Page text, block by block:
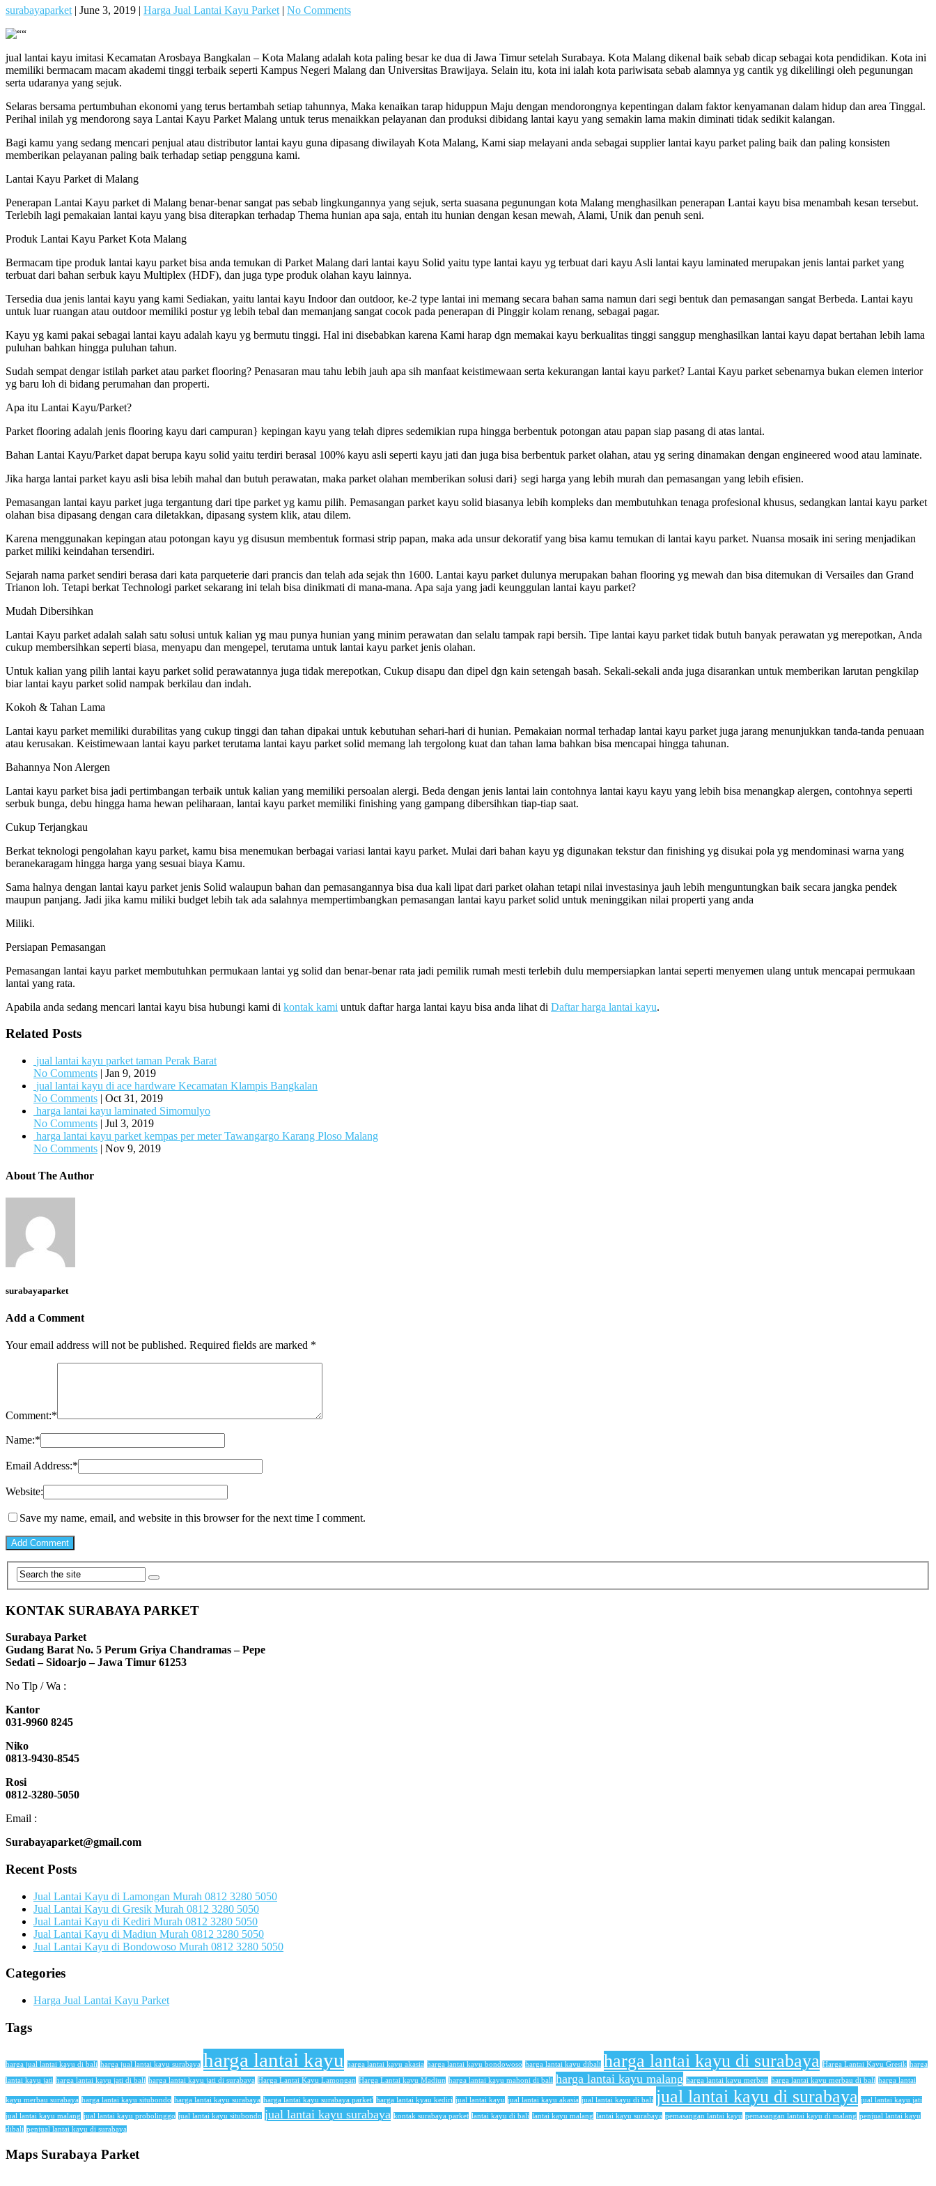
surabayaparket | June 3, 2019 | Harga Jual Lantai Kayu Parket | No Comments
jual lantai kayu imitasi Kecamatan Arosbaya Bangkalan – Kota Malang adalah kota paling besar ke dua di Jawa Timur setelah Surabaya. Kota Malang dikenal baik sebab dicap sebagai kota pendidikan. Kota ini
memiliki bermacam macam akademi tinggi terbaik seperti Kampus Negeri Malang dan Universitas Brawijaya. Selain itu, kota ini ialah kota pariwisata sebab alamnya yg cantik yg dikelilingi oleh pegunungan
serta udaranya yang sejuk.
Selaras bersama pertumbuhan ekonomi yang terus bertambah setiap tahunnya, Maka kenaikan tarap hiduppun Maju dengan mendorongnya kepentingan dalam faktor kenyamanan dalam hidup dan area Tinggal.
Perihal inilah yg mendorong saya Lantai Kayu Parket Malang untuk terus menaikkan pelayanan dan produksi dibidang lantai kayu yang semakin lama makin diminati tidak sedikit kalangan.
Bagi kamu yang sedang mencari penjual atau distributor lantai kayu guna dipasang diwilayah Kota Malang, Kami siap melayani anda sebagai supplier lantai kayu parket paling baik dan paling konsisten
memberikan pelayanan paling baik terhadap setiap pengguna kami.
Lantai Kayu Parket di Malang
Penerapan Lantai Kayu parket di Malang benar-benar sangat pas sebab lingkungannya yang sejuk, serta suasana pegunungan kota Malang menghasilkan penerapan Lantai kayu bisa menambah kesan tersebut.
Terlebih lagi pemakaian lantai kayu yang bisa diterapkan terhadap Thema hunian apa saja, entah itu hunian dengan kesan mewah, Alami, Unik dan penuh seni.
Produk Lantai Kayu Parket Kota Malang
Bermacam tipe produk lantai kayu parket bisa anda temukan di Parket Malang dari lantai kayu Solid yaitu type lantai kayu yg terbuat dari kayu Asli lantai kayu laminated merupakan jenis lantai parket yang
terbuat dari bahan serbuk kayu Multiplex (HDF), dan juga type produk olahan kayu lainnya.
Tersedia dua jenis lantai kayu yang kami Sediakan, yaitu lantai kayu Indoor dan outdoor, ke-2 type lantai ini memang secara bahan sama namun dari segi bentuk dan pemasangan sangat Berbeda. Lantai kayu
untuk luar ruangan atau outdoor memiliki postur yg lebih tebal dan memanjang sangat cocok pada penerapan di Pinggir kolam renang, sebagai pagar.
Kayu yg kami pakai sebagai lantai kayu adalah kayu yg bermutu tinggi. Hal ini disebabkan karena Kami harap dgn memakai kayu berkualitas tinggi sanggup menghasilkan lantai kayu dapat bertahan lebih lama
puluhan bahkan hingga puluhan tahun.
Sudah sempat dengar istilah parket atau parket flooring? Penasaran mau tahu lebih jauh apa sih manfaat keistimewaan serta kekurangan lantai kayu parket? Lantai Kayu parket sebenarnya bukan elemen interior
yg baru loh di bidang perumahan dan properti.
Apa itu Lantai Kayu/Parket?
Parket flooring adalah jenis flooring kayu dari campuran} kepingan kayu yang telah dipres sedemikian rupa hingga berbentuk potongan atau papan siap pasang di atas lantai.
Bahan Lantai Kayu/Parket dapat berupa kayu solid yaitu terdiri berasal 100% kayu asli seperti kayu jati dan juga bisa berbentuk parket olahan, atau yg sering dinamakan dengan engineered wood atau laminate.
Jika harga lantai parket kayu asli bisa lebih mahal dan butuh perawatan, maka parket olahan memberikan solusi dari} segi harga yang lebih murah dan pemasangan yang lebih efisien.
Pemasangan lantai kayu parket juga tergantung dari tipe parket yg kamu pilih. Pemasangan parket kayu solid biasanya lebih kompleks dan membutuhkan tenaga profesional khusus, sedangkan lantai kayu parket
olahan bisa dipasang dengan cara diletakkan, dipasang system klik, atau dilem.
Karena menggunakan kepingan atau potongan kayu yg disusun membentuk formasi strip papan, maka ada unsur dekoratif yang bisa kamu temukan di lantai kayu parket. Nuansa mosaik ini sering menjadikan
parket miliki keindahan tersendiri.
Sejarah nama parket sendiri berasa dari kata parqueterie dari prancis dan telah ada sejak thn 1600. Lantai kayu parket dulunya merupakan bahan flooring yg mewah dan bisa ditemukan di Versailes dan Grand
Trianon loh. Tetapi berkat Technologi parket sekarang ini telah bisa dinikmati di mana-mana. Apa saja yang jadi keunggulan lantai kayu parket?
Mudah Dibersihkan
Lantai Kayu parket adalah salah satu solusi untuk kalian yg mau punya hunian yang minim perawatan dan selalu tampak rapi bersih. Tipe lantai kayu parket tidak butuh banyak perawatan yg merepotkan, Anda
cukup membersihkan seperti biasa, menyapu dan mengepel, terutama untuk lantai kayu parket jenis olahan.
Untuk kalian yang pilih lantai kayu parket solid perawatannya juga tidak merepotkan, Cukup disapu dan dipel dgn kain setengah basah. Sekali-sekali anda juga disarankan untuk memberikan larutan pengkilap
biar lantai kayu parket solid nampak berkilau dan indah.
Kokoh & Tahan Lama
Lantai kayu parket memiliki durabilitas yang cukup tinggi dan tahan dipakai untuk kebutuhan sehari-hari di hunian. Pemakaian normal terhadap lantai kayu parket juga jarang menunjukkan tanda-tanda penuaan
atau kerusakan. Keistimewaan lantai kayu parket terutama lantai kayu parket solid memang lah tergolong kuat dan tahan lama bahkan bisa mencapai hingga tahunan.
Bahannya Non Alergen
Lantai kayu parket bisa jadi pertimbangan terbaik untuk kalian yang memiliki persoalan alergi. Beda dengan jenis lantai lain contohnya lantai kayu kayu yang lebih bisa menangkap alergen, contohnya seperti
serbuk bunga, debu hingga hama hewan peliharaan, lantai kayu parket memiliki finishing yang gampang dibersihkan tiap-tiap saat.
Cukup Terjangkau
Berkat teknologi pengolahan kayu parket, kamu bisa menemukan berbagai variasi lantai kayu parket. Mulai dari bahan kayu yg digunakan tekstur dan finishing yg disukai pola yg mendominasi warna yang
beranekaragam hingga harga yang sesuai biaya Kamu.
Sama halnya dengan lantai kayu parket jenis Solid walaupun bahan dan pemasangannya bisa dua kali lipat dari parket olahan tetapi nilai investasinya jauh lebih menguntungkan baik secara jangka pendek
maupun panjang. Jadi jika kamu miliki budget lebih tak ada salahnya mempertimbangkan pemasangan lantai kayu parket solid untuk meninggikan nilai properti yang anda
Miliki.
Persiapan Pemasangan
Pemasangan lantai kayu parket membutuhkan permukaan lantai yg solid dan benar-benar rata jadi pemilik rumah mesti terlebih dulu mempersiapkan lantai seperti menyemen ulang untuk mencapai permukaan
lantai yang rata.
Apabila anda sedang mencari lantai kayu bisa hubungi kami di kontak kami untuk daftar harga lantai kayu bisa anda lihat di Daftar harga lantai kayu.
Related Posts
jual lantai kayu parket taman Perak Barat
No Comments | Jan 9, 2019
jual lantai kayu di ace hardware Kecamatan Klampis Bangkalan
No Comments | Oct 31, 2019
harga lantai kayu laminated Simomulyo
No Comments | Jul 3, 2019
harga lantai kayu parket kempas per meter Tawangargo Karang Ploso Malang
No Comments | Nov 9, 2019
About The Author
surabayaparket
Add a Comment
Your email address will not be published. Required fields are marked *
Comment:*
Name:*
Email Address:*
Website:
Save my name, email, and website in this browser for the next time I comment.
KONTAK SURABAYA PARKET
Surabaya Parket
Gudang Barat No. 5 Perum Griya Chandramas – Pepe
Sedati – Sidoarjo – Jawa Timur 61253
No Tlp / Wa :
Kantor
031-9960 8245
Niko
0813-9430-8545
Rosi
0812-3280-5050
Email :
Surabayaparket@gmail.com
Recent Posts
Jual Lantai Kayu di Lamongan Murah 0812 3280 5050
Jual Lantai Kayu di Gresik Murah 0812 3280 5050
Jual Lantai Kayu di Kediri Murah 0812 3280 5050
Jual Lantai Kayu di Madiun Murah 0812 3280 5050
Jual Lantai Kayu di Bondowoso Murah 0812 3280 5050
Categories
Harga Jual Lantai Kayu Parket
Tags
harga jual lantai kayu di bali harga jual lantai kayu surabaya harga lantai kayu harga lantai kayu akasia harga lantai kayu bondowoso harga lantai kayu dibali harga lantai kayu di surabaya Harga Lantai Kayu Gresik harga
lantai kayu jati harga lantai kayu jati di bali harga lantai kayu jati di surabaya Harga Lantai Kayu Lamongan Harga Lantai kayu Madiun harga lantai kayu mahoni di bali harga lantai kayu malang harga lantai kayu merbau harga lantai kayu merbau di bali harga lantai
kayu merbau surabaya harga lantai kayu situbondo harga lantai kayu surabaya harga lantai kayu surabaya parket' harga lantai kyau kediri jual lantai kayu jual lantai kayu akasia jual lantai kayu di bali jual lantai kayu di surabaya jual lantai kayu jati
jual lantai kayu malang jual lantai kayu probolinggo jual lantai kayu situbondo jual lantai kayu surabaya kontak surabaya parket lantai kayu di bali lantai kayu malang lantai kayu surabaya pemasangan lantai kayu pemasangan lantai kayu di malang penjual lantai kayu
dibali penjual lantai kayu di surabaya
Maps Surabaya Parket